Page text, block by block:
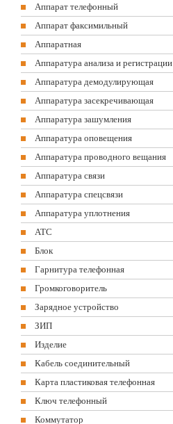
Аппарат телефонный
Аппарат факсимильный
Аппаратная
Аппаратура анализа и регистрации
Аппаратура демодулирующая
Аппаратура засекречивающая
Аппаратура зашумления
Аппаратура оповещения
Аппаратура проводного вещания
Аппаратура связи
Аппаратура спецсвязи
Аппаратура уплотнения
АТС
Блок
Гарнитура телефонная
Громкоговоритель
Зарядное устройство
ЗИП
Изделие
Кабель соединительный
Карта пластиковая телефонная
Ключ телефонный
Коммутатор